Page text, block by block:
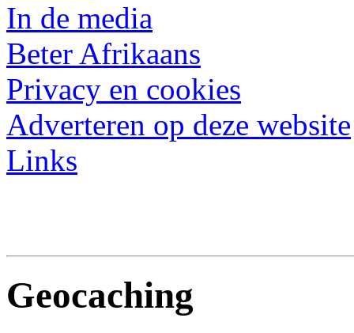
In de media
Beter Afrikaans
Privacy en cookies
Adverteren op deze website
Links
Geocaching